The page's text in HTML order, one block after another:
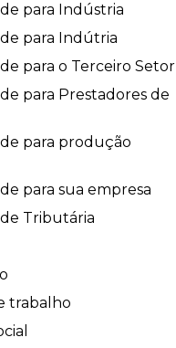
para Indústria
para Indútria
para o Terceiro Setor
para Prestadores de
para produção
para sua empresa
Tributária
trabalho